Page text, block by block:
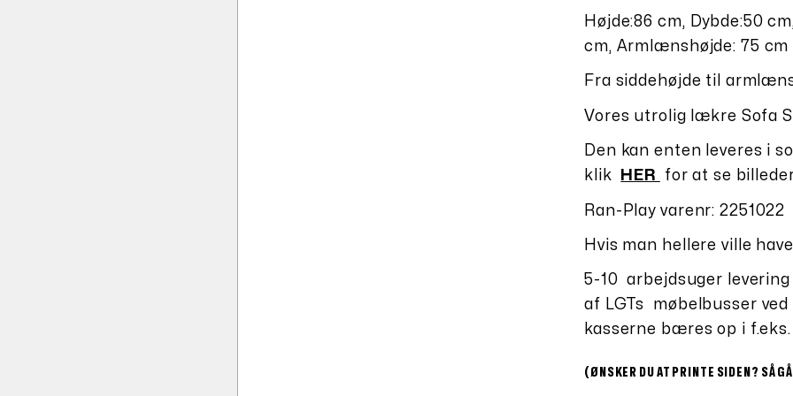
Højde:86 cm, Dybde:50
cm, Armlænshøjde: 75 cm
Fra siddehøjde til
Vores utrolig lækre Sofa
Den kan enten leveres i
klik
HER for at se
Ran-Play varenr: 2251022
Hvis man hellere ville
5-10 arbejdsuger
af LGTs møbelbusser ved
kasserne bæres op i
(ØNSKER DU AT PRINTE SIDEN? SÅ